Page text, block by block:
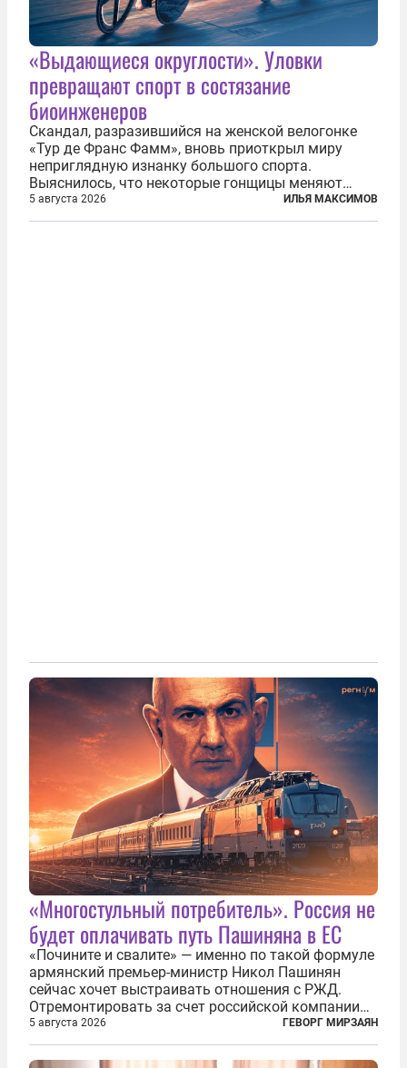
«Выдающиеся округлости». Уловки
превращают спорт в состязание
биоинженеров
Скандал, разразившийся на женской велогонке
«Тур де Франс Фамм», вновь приоткрыл миру
неприглядную изнанку большого спорта.
Выяснилось, что некоторые гонщицы меняют
размер груди ради улучшения аэродинамики. За
фасадом труда, мастерства, упорства и
5 августа 2026 ИЛЬЯ МАКСИМОВ
«Многостульный потребитель». Россия не
будет оплачивать путь Пашиняна в ЕС
«Почините и свалите» — именно по такой формуле
армянский премьер-министр Никол Пашинян
сейчас хочет выстраивать отношения с РЖД.
Отремонтировать за счет российской компании
железнодорожную инфраструктуру в районе
прохождения TRIPP (коридора, который должен
связать Азербайджан и Турцию через...
5 августа 2026 ГЕВОРГ МИРЗАЯН